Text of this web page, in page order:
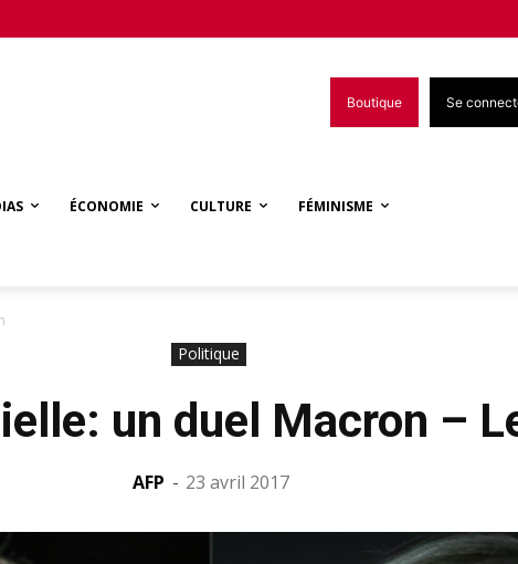
Boutique Se
ÉCONOMIE CULTURE FÉMINISME
Politique
un duel Macron –
AFP - 23 avril 2017